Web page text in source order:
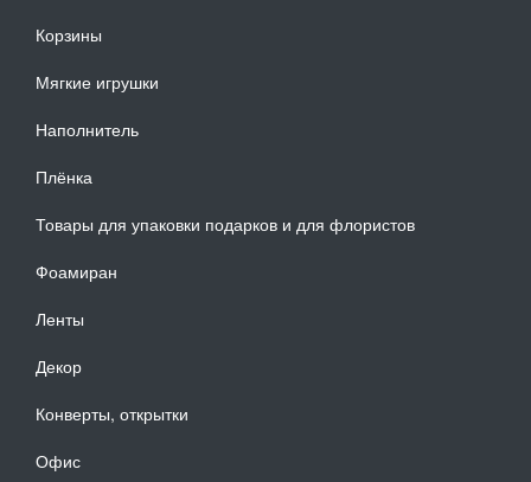
Корзины
Мягкие игрушки
Наполнитель
Плёнка
Товары для упаковки подарков и для флористов
Фоамиран
Ленты
Декор
Конверты, открытки
Офис